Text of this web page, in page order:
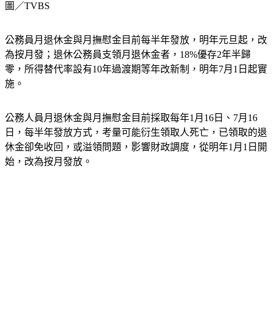
圖／TVBS
公務員月退休金與月撫慰金目前每半年發放，明年元旦起，改
為按月發；退休公務員支領月退休金者，18%優存2年半歸
零，所得替代率設有10年過渡期等年改新制，明年7月1日起實
施。
公務人員月退休金與月撫慰金目前採取每年1月16日、7月16
日，每半年發放方式，考量可能衍生領取人死亡，已領取的退
休金卻免收回，或溢領問題，影響財政調度，從明年1月1日開
始，改為按月發放。